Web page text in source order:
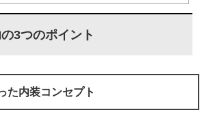
3つのポイント
た内装コンセプト